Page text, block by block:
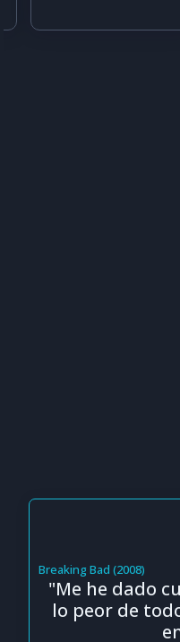
Breaking Bad (2008)
"Me he dado
lo peor de